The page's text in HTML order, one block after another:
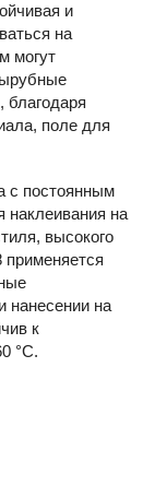
и
на
могут
благодаря
поле для
с постоянным
наклеивания на
высокого
применяется
нанесении на
к
°С.